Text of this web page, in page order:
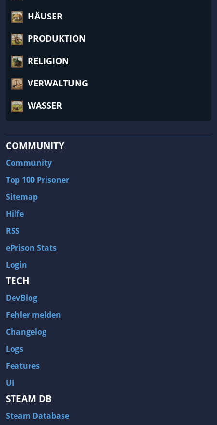
HÄUSER
PRODUKTION
RELIGION
VERWALTUNG
WASSER
COMMUNITY
Community
Top 100 Prisoner
Sitemap
Hilfe
RSS
ePrison Stats
Login
TECH
DevBlog
Fehler melden
Changelog
Logs
Features
UI
STEAM DB
Steam Database